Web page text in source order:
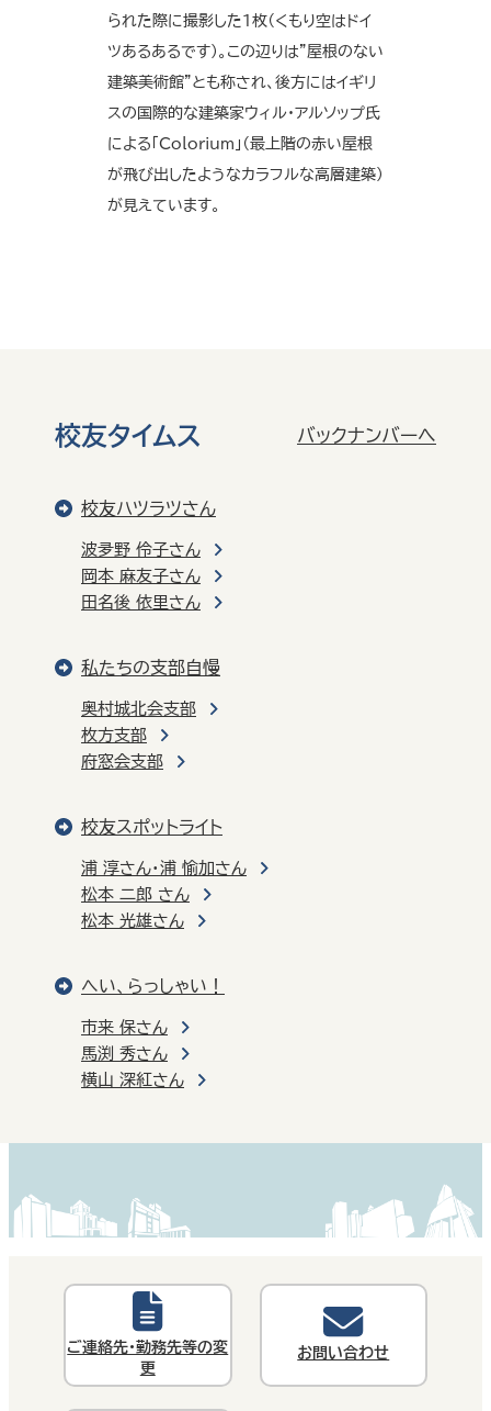
られた際に撮影した1枚（くもり空はドイ
ツあるあるです）。この辺りは”屋根のない
建築美術館”とも称され、後方にはイギリ
スの国際的な建築家ウィル・アルソップ氏
による「Colorium」（最上階の赤い屋根
が飛び出したようなカラフルな高層建築）
が見えています。
校友タイムス バックナンバーへ
校友ハツラツさん
波夛野 伶子さん
岡本 麻友子さん
田名後 依里さん
私たちの支部自慢
奥村城北会支部
枚方支部
府窓会支部
校友スポットライト
浦 淳さん・浦 愉加さん
松本 二郎 さん
松本 光雄さん
へい、らっしゃい！
市来 保さん
馬渕 秀さん
横山 深紅さん
ご連絡先・勤務先等の変
更
お問い合わせ